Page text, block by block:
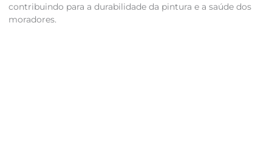
contribuindo para a durabilidade da pintura e a saúde dos
moradores.